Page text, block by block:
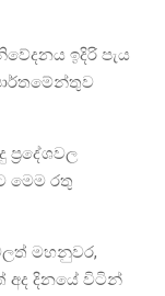
ඉදිරි පැය
මෙම රතු
මහනුවර,
අද දිනයේ විටින්